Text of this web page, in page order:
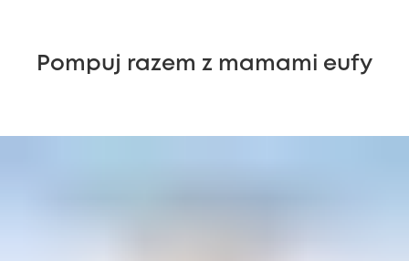
Pompuj razem z mamami eufy